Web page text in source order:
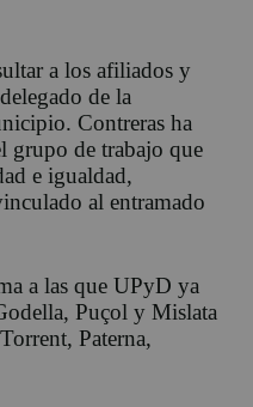
a los afiliados y
de la
Contreras ha
grupo de trabajo que
e igualdad,
al entramado
a las que UPyD ya
Puçol y Mislata
Paterna,